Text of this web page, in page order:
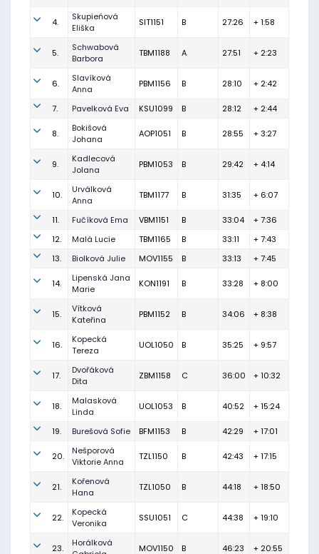
4.
Skupieńová
Eliška
SIT1151 B 27:26 + 1:58
5.
Schwabová
Barbora
TBM1188 A 27:51 + 2:23
6.
Slavíková
Anna
PBM1156 B 28:10 + 2:42
7. Pavelková Eva KSU1099 B 28:12 + 2:44
8.
Bokišová
Johana
AOP1051 B 28:55 + 3:27
9.
Kadlecová
Jolana
PBM1053 B 29:42 + 4:14
10.
Urválková
Anna
TBM1177 B 31:35 + 6:07
11. Fučíková Ema VBM1151 B 33:04
+ 7:36
12.
Malá Lucie TBM1165 B 33:11
+ 7:43
13.
Biolková Julie MOV1155 B 33:13 + 7:45
14.
Lipenská Jana
Marie
KON1191 B 33:28 + 8:00
15.
Vítková
Kateřina
PBM1152 B 34:06 + 8:38
16.
Kopecká
Tereza
UOL1050 B 35:25 + 9:57
17.
Dvořáková
Dita
ZBM1158 C 36:00 + 10:32
18.
Malasková
Linda
UOL1053 B 40:52 + 15:24
19. Burešová Sofie BFM1153 B 42:29 + 17:01
20.
Nešporová
Viktorie Anna
TZL1150 B 42:43 + 17:15
21.
Kořenová
Hana
TZL1050 B 44:18 + 18:50
22.
Kopecká
Veronika
SSU1051 C 44:38 + 19:10
23.
Horálková
MOV1150 B 46:23 + 20:55